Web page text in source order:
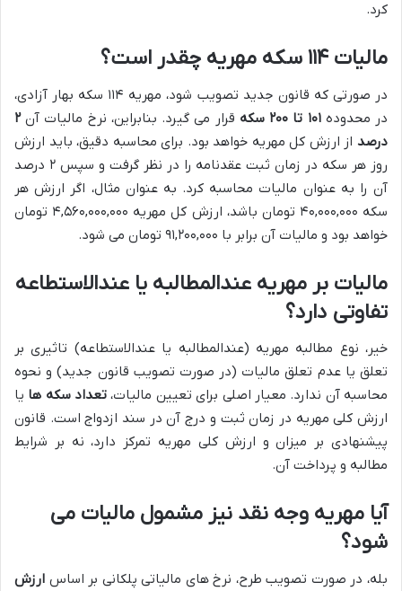
کرد.
مالیات ۱۱۴ سکه مهریه چقدر است؟
در صورتی که قانون جدید تصویب شود، مهریه ۱۱۴ سکه بهار آزادی،
در محدوده۱۰۱ تا ۲۰۰ سکه قرار می گیرد. بنابراین، نرخ مالیات آن۲
درصد از ارزش کل مهریه خواهد بود. برای محاسبه دقیق، باید ارزش
روز هر سکه در زمان ثبت عقدنامه را در نظر گرفت و سپس ۲ درصد
آن را به عنوان مالیات محاسبه کرد. به عنوان مثال، اگر ارزش هر
سکه ۴۰,۰۰۰,۰۰۰ تومان باشد، ارزش کل مهریه ۴,۵۶۰,۰۰۰,۰۰۰ تومان
خواهد بود و مالیات آن برابر با ۹۱,۲۰۰,۰۰۰ تومان می شود.
مالیات بر مهریه عندالمطالبه یا عندالاستطاعه
تفاوتی دارد؟
خیر، نوع مطالبه مهریه (عندالمطالبه یا عندالاستطاعه) تاثیری بر
تعلق یا عدم تعلق مالیات (در صورت تصویب قانون جدید) و نحوه
محاسبه آن ندارد. معیار اصلی برای تعیین مالیات، تعداد سکه ها یا
ارزش کلی مهریه در زمان ثبت و درج آن در سند ازدواج است. قانون
پیشنهادی بر میزان و ارزش کلی مهریه تمرکز دارد، نه بر شرایط
مطالبه و پرداخت آن.
آیا مهریه وجه نقد نیز مشمول مالیات می
شود؟
بله، در صورت تصویب طرح، نرخ های مالیاتی پلکانی بر اساس ارزش